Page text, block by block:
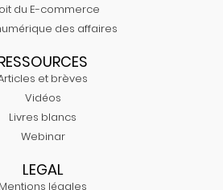
du E-commerce
des affaires
et brèves
Vidéos
Livres blancs
Webinar
LEGAL
Mentions légales